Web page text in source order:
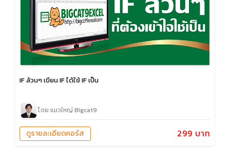
IF ล้วนๆ เขียน IF ได้ใช้ IF เป็น
โดย แมวใหญ่ Bigcat9
299 บาท
ดูรายละเอียดคอร์ส